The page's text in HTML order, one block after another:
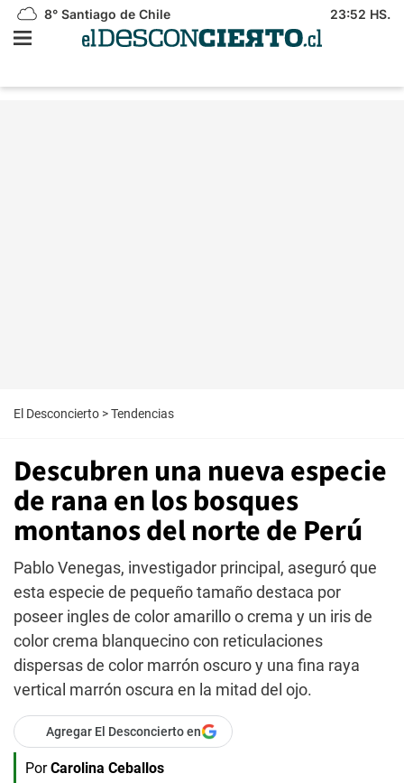
8° Santiago de Chile 23:52 HS.
El Desconcierto >Tendencias
Descubren una nueva especie
de rana en los bosques
montanos del norte de Perú
Pablo Venegas, investigador principal, aseguró que
esta especie de pequeño tamaño destaca por
poseer ingles de color amarillo o crema y un iris de
color crema blanquecino con reticulaciones
dispersas de color marrón oscuro y una fina raya
vertical marrón oscura en la mitad del ojo.
Agregar El Desconcierto en
Por Carolina Ceballos